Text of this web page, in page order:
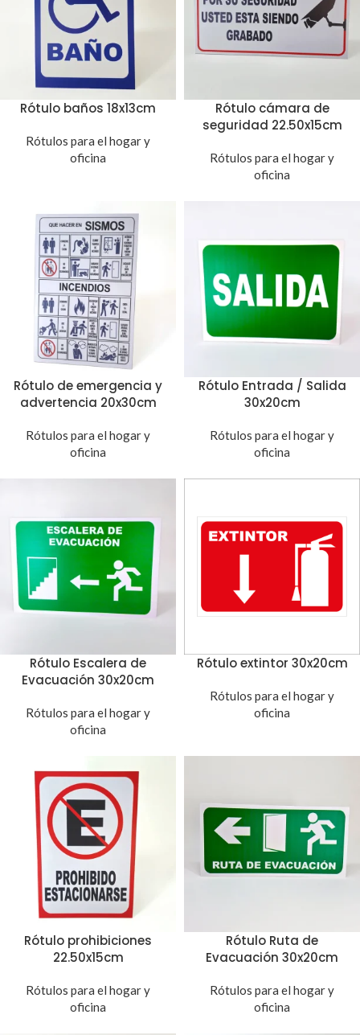
Rótulo baños 18x13cm
Rótulos para el hogar y
oficina
Rótulo cámara de
seguridad 22.50x15cm
Rótulos para el hogar y
oficina
Rótulo de emergencia y
advertencia 20x30cm
Rótulos para el hogar y
oficina
Rótulo Entrada / Salida
30x20cm
Rótulos para el hogar y
oficina
Rótulo Escalera de
Evacuación 30x20cm
Rótulos para el hogar y
oficina
Rótulo extintor 30x20cm
Rótulos para el hogar y
oficina
Rótulo prohibiciones
22.50x15cm
Rótulos para el hogar y
oficina
Rótulo Ruta de
Evacuación 30x20cm
Rótulos para el hogar y
oficina